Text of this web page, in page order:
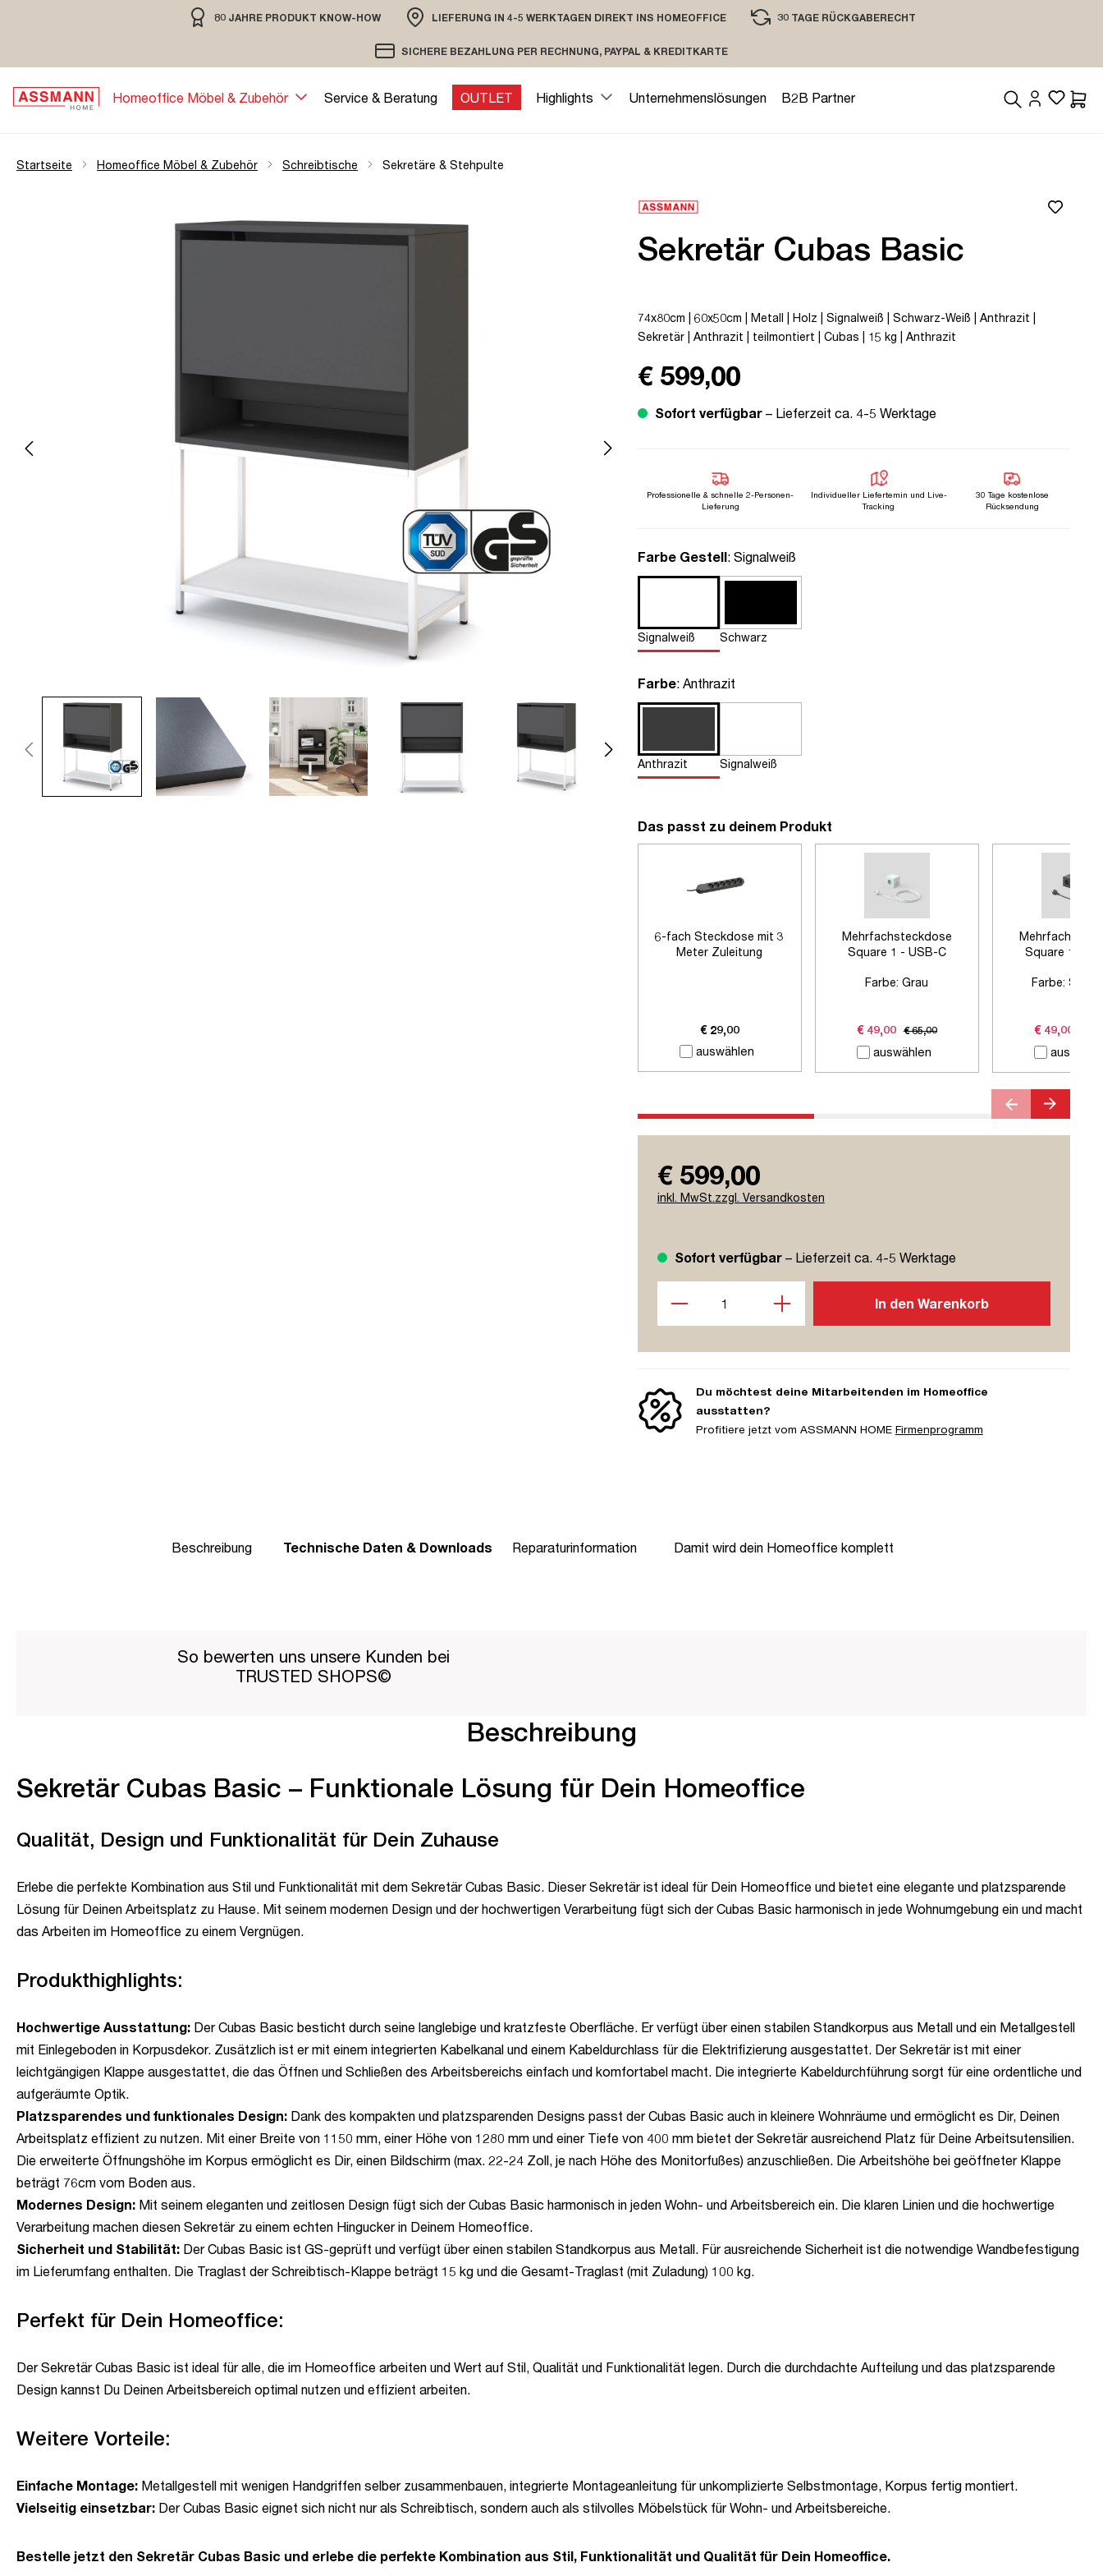
Zur Hauptnavigation springen80 JAHRE PRODUKT KNOW-HOW
80 JAHRE MÖBELBAU MIT TRADITION
LIEFERUNG IN 4-5 WERKTAGEN DIREKT INS HOMEOFFICE
VERSAND PER DHL ODER SPEDITION
30 TAGE RÜCKGABERECHT
SICHERE BEZAHLUNG PER RECHNUNG, PAYPAL & KREDITKARTE
VERSCHLÜSSELTE ÜBERTRAGUNG
Homeoffice Möbel & Zubehör Service & Beratung OUTLET Highlights Unternehmenslösungen
B2B Partner
Startseite Homeoffice Möbel & Zubehör Schreibtische Sekretäre & Stehpulte
Sekretär Cubas Basic
74x80cm | 60x50cm | Metall | Holz | Signalweiß | Schwarz-Weiß | Anthrazit |
Sekretär | Anthrazit | teilmontiert | Cubas | 15 kg | Anthrazit
€ 599,00
Sofort verfügbar– Lieferzeit ca. 4-5 Werktage
Professionelle & schnelle 2-Personen-
Lieferung
Individueller Liefertemin und Live-
Tracking
30 Tage kostenlose
Rücksendung
Farbe Gestellauswählen
: Signalweiß
Signalweiß Schwarz
Farbeauswählen
: Anthrazit
Anthrazit Signalweiß
Das passt zu deinem Produkt
auswählen
6-fach Steckdose mit 3
Meter Zuleitung
€ 29,00
auswählen
Mehrfachsteckdose
Square 1 - USB-C
Farbe:Grau
€ 49,00 € 65,00
Square 1 -
Farbe:
€ 49,00
€ 599,00
inkl. MwSt.zzgl. Versandkosten
Sofort verfügbar– Lieferzeit ca. 4-5 Werktage
In den Warenkorb
Du möchtest deine Mitarbeitenden im Homeoffice
ausstatten?
Profitiere jetzt vom ASSMANN HOME Firmenprogramm
Beschreibung Technische Daten & Downloads Reparaturinformation Damit wird dein Homeoffice komplett
So bewerten uns unsere Kunden bei
TRUSTED SHOPS©
Beschreibung
Sekretär Cubas Basic – Funktionale Lösung für Dein Homeoffice
Qualität, Design und Funktionalität für Dein Zuhause
Erlebe die perfekte Kombination aus Stil und Funktionalität mit dem Sekretär Cubas Basic. Dieser Sekretär ist ideal für Dein Homeoffice und bietet eine elegante und platzsparende
Lösung für Deinen Arbeitsplatz zu Hause. Mit seinem modernen Design und der hochwertigen Verarbeitung fügt sich der Cubas Basic harmonisch in jede Wohnumgebung ein und macht
das Arbeiten im Homeoffice zu einem Vergnügen.
Produkthighlights:
Hochwertige Ausstattung: Der Cubas Basic besticht durch seine langlebige und kratzfeste Oberfläche. Er verfügt über einen stabilen Standkorpus aus Metall und ein Metallgestell
mit Einlegeboden in Korpusdekor. Zusätzlich ist er mit einem integrierten Kabelkanal und einem Kabeldurchlass für die Elektrifizierung ausgestattet. Der Sekretär ist mit einer
leichtgängigen Klappe ausgestattet, die das Öffnen und Schließen des Arbeitsbereichs einfach und komfortabel macht. Die integrierte Kabeldurchführung sorgt für eine ordentliche und
aufgeräumte Optik.
Platzsparendes und funktionales Design: Dank des kompakten und platzsparenden Designs passt der Cubas Basic auch in kleinere Wohnräume und ermöglicht es Dir, Deinen
Arbeitsplatz effizient zu nutzen. Mit einer Breite von 1150 mm, einer Höhe von 1280 mm und einer Tiefe von 400 mm bietet der Sekretär ausreichend Platz für Deine Arbeitsutensilien.
Die erweiterte Öffnungshöhe im Korpus ermöglicht es Dir, einen Bildschirm (max. 22-24 Zoll, je nach Höhe des Monitorfußes) anzuschließen. Die Arbeitshöhe bei geöffneter Klappe
beträgt 76cm vom Boden aus.
Modernes Design: Mit seinem eleganten und zeitlosen Design fügt sich der Cubas Basic harmonisch in jeden Wohn- und Arbeitsbereich ein. Die klaren Linien und die hochwertige
Verarbeitung machen diesen Sekretär zu einem echten Hingucker in Deinem Homeoffice.
Sicherheit und Stabilität: Der Cubas Basic ist GS-geprüft und verfügt über einen stabilen Standkorpus aus Metall. Für ausreichende Sicherheit ist die notwendige Wandbefestigung
im Lieferumfang enthalten. Die Traglast der Schreibtisch-Klappe beträgt 15 kg und die Gesamt-Traglast (mit Zuladung) 100 kg.
Perfekt für Dein Homeoffice:
Der Sekretär Cubas Basic ist ideal für alle, die im Homeoffice arbeiten und Wert auf Stil, Qualität und Funktionalität legen. Durch die durchdachte Aufteilung und das platzsparende
Design kannst Du Deinen Arbeitsbereich optimal nutzen und effizient arbeiten.
Weitere Vorteile:
Einfache Montage: Metallgestell mit wenigen Handgriffen selber zusammenbauen, integrierte Montageanleitung für unkomplizierte Selbstmontage, Korpus fertig montiert.
Vielseitig einsetzbar: Der Cubas Basic eignet sich nicht nur als Schreibtisch, sondern auch als stilvolles Möbelstück für Wohn- und Arbeitsbereiche.
Bestelle jetzt den Sekretär Cubas Basic und erlebe die perfekte Kombination aus Stil, Funktionalität und Qualität für Dein Homeoffice.